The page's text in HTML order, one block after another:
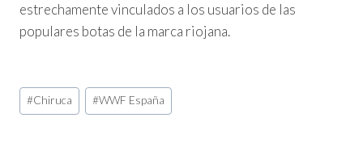
estrechamente vinculados a los usuarios de las
populares botas de la marca riojana.
Etiquetas
de
#Chiruca #WWF España